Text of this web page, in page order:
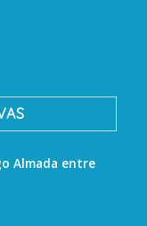
Almada entre